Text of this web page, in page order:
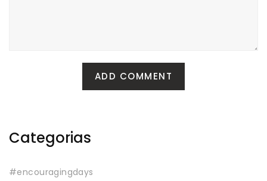
Categorias
#encouragingdays